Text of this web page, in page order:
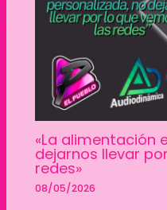
«La alimentación
dejarnos llevar
redes»
08/05/2026